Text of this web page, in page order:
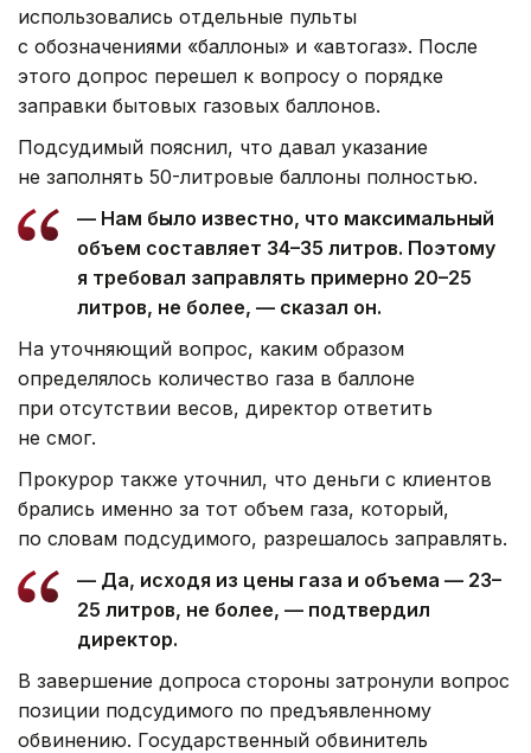
использовались отдельные пульты
с обозначениями «баллоны» и «автогаз». После
этого допрос перешел к вопросу о порядке
заправки бытовых газовых баллонов.
Подсудимый пояснил, что давал указание
не заполнять 50-литровые баллоны полностью.
— Нам было известно, что максимальный
объем составляет 34–35 литров. Поэтому
я требовал заправлять примерно 20–25
литров, не более, — сказал он.
На уточняющий вопрос, каким образом
определялось количество газа в баллоне
при отсутствии весов, директор ответить
не смог.
Прокурор также уточнил, что деньги с клиентов
брались именно за тот объем газа, который,
по словам подсудимого, разрешалось заправлять.
— Да, исходя из цены газа и объема — 23–
25 литров, не более, — подтвердил
директор.
В завершение допроса стороны затронули вопрос
позиции подсудимого по предъявленному
обвинению. Государственный обвинитель